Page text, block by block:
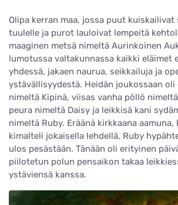
Olipa kerran maa, jossa puut kuiskailivat
tuulelle ja purot lauloivat lempeitä
maaginen metsä nimeltä Aurinkoinen
lumotussa valtakunnassa kaikki eläimet
yhdessä, jakaen naurua, seikkailuja ja
ystävällisyydestä. Heidän joukossaan oli
nimeltä Kipinä, viisas vanha pöllö
peura nimeltä Daisy ja leikkisä kani
nimeltä Ruby. Eräänä kirkkaana
kimalteli jokaisella lehdellä, Ruby
ulos pesästään. Tänään oli erityinen
piilotetun polun pensaikon takaa
ystäviensä kanssa.